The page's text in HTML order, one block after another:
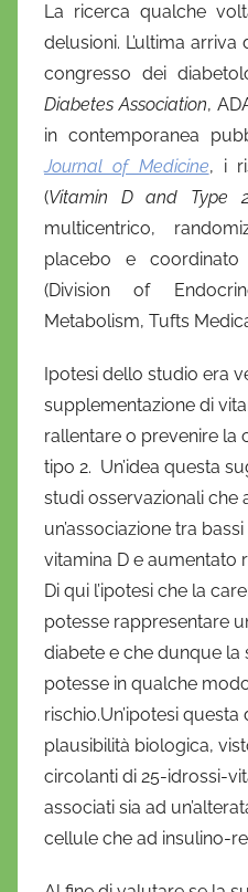
La ricerca qualche
delusioni. L’ultima
congresso dei
Diabetes Association,
in contemporanea
Journal of Medicine, i
(Vitamin D and Type
multicentrico,
placebo e
(Division of
Metabolism, Tufts
Ipotesi dello studio era
supplementazione di
rallentare o prevenire la
tipo 2. Un’idea questa
studi osservazionali che
un’associazione tra
vitamina D e aumentato
Di qui l’ipotesi che la
potesse rappresentare
diabete e che dunque
potesse in qualche
rischio.Un’ipotesi
plausibilità biologica,
circolanti di 25-idrossi-
associati sia ad
cellule che ad insulino-